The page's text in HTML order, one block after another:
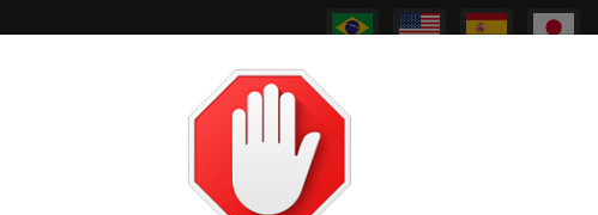
CANAL RPJ CONTATO